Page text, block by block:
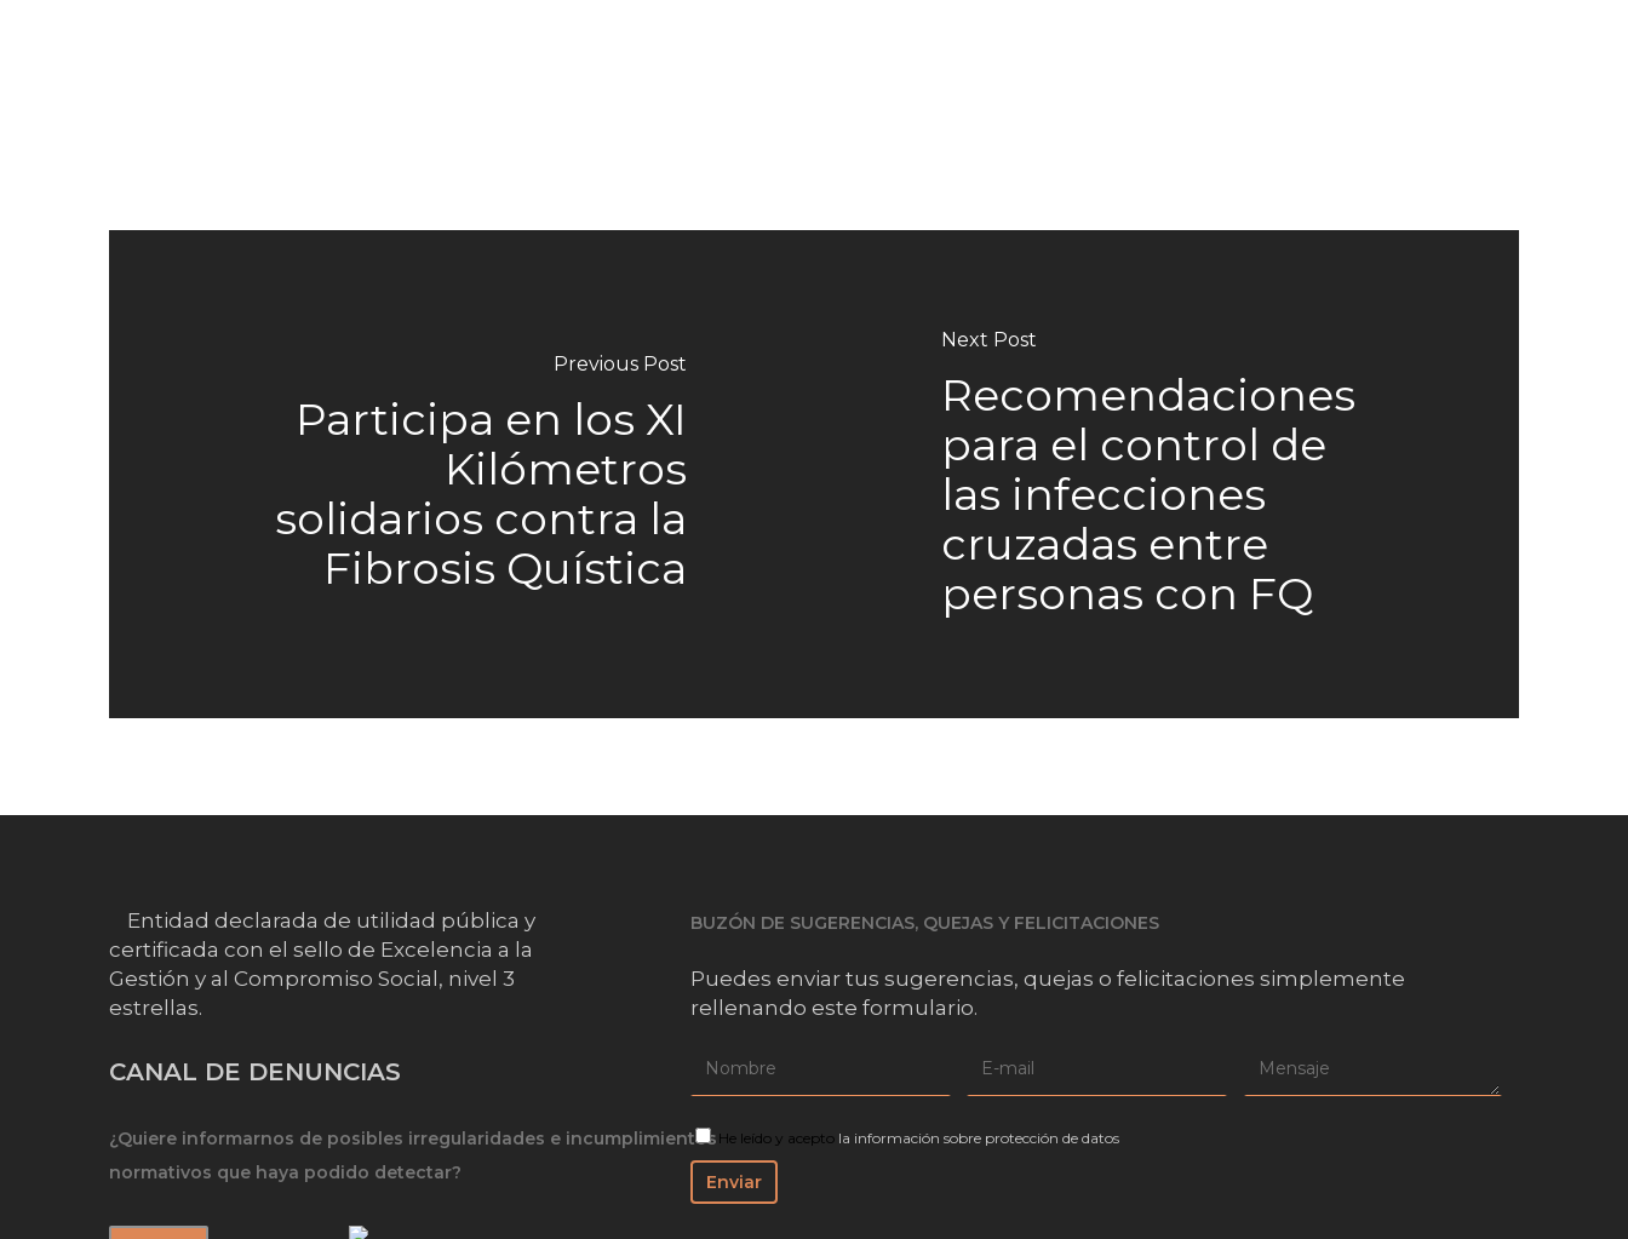
Previous Post
Participa en los XI
Kilómetros
solidarios contra la
Fibrosis Quística
Next Post
Recomendaciones
para el control de
las infecciones
cruzadas entre
personas con FQ
Entidad declarada de utilidad pública y
certificada con el sello de Excelencia a la
Gestión y al Compromiso Social, nivel 3
estrellas.
CANAL DE DENUNCIAS
¿Quiere informarnos de posibles irregularidades e incumplimientos
normativos que haya podido detectar?
BUZÓN DE SUGERENCIAS, QUEJAS Y FELICITACIONES
Puedes enviar tus sugerencias, quejas o felicitaciones simplemente
rellenando este formulario.
He leído y acepto la información sobre protección de datos